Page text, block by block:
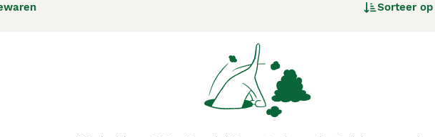
heeft ervoor gezorgd dat deze charmante kleine hondjes enorm geliefd
voor informatie over dit hondenras.
Sorteer op